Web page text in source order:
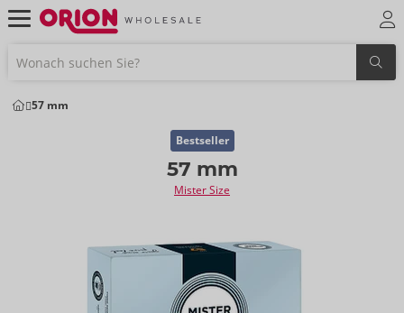
57 mm
Bestseller
57 mm
Mister Size